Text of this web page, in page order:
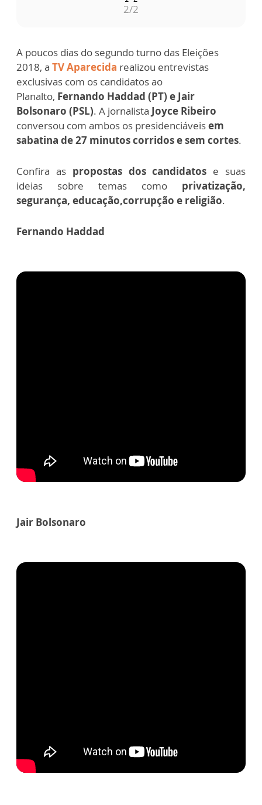
1/2
A poucos dias do segundo turno das Eleições
2018, a TV Aparecida realizou entrevistas
exclusivas com os candidatos ao
Planalto, Fernando Haddad (PT) e Jair
Bolsonaro (PSL). A jornalista Joyce Ribeiro
conversou com ambos os presidenciáveisem
sabatina de 27 minutos corridos e sem cortes.
Confira as propostas dos candidatos e suas
ideias sobre temas como privatização,
segurança, educação,corrupção e religião.
Fernando Haddad
Jair Bolsonaro